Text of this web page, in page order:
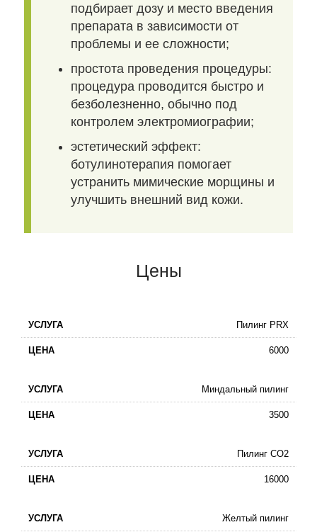
подбирает дозу и место введения
препарата в зависимости от
проблемы и ее сложности;
простота проведения процедуры:
процедура проводится быстро и
безболезненно, обычно под
контролем электромиографии;
эстетический эффект:
ботулинотерапия помогает
устранить мимические морщины и
улучшить внешний вид кожи.
Цены
Пилинг PRX
6000
Миндальный пилинг
3500
Пилинг СО2
16000
Желтый пилинг